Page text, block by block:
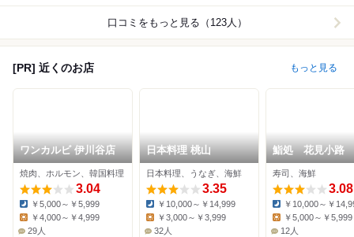
口コミをもっと見る（123人）
[PR] 近くのお店 もっと見る
ワンカルビ 伊川谷店
焼肉、ホルモン、韓国料理
3.04
Dinner:
￥5,000～￥5,999
Lunch:
￥4,000～￥4,999
29人
日本料理 桃山
日本料理、うなぎ、海鮮
3.35
Dinner:
￥10,000～￥14,999
Lunch:
￥3,000～￥3,999
32人
鮨処 花見小路
寿司、海鮮
3.08
Dinner:
￥10,000～￥
Lunch:
￥5,000～￥5,999
12人